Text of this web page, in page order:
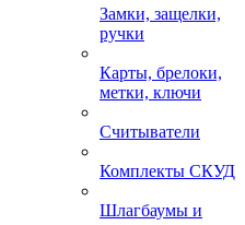
Замки, защелки,
ручки
Карты, брелоки,
метки, ключи
Считыватели
Комплекты СКУД
Шлагбаумы и